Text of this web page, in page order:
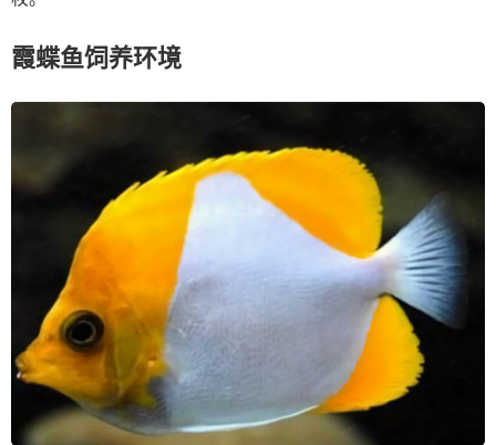
霞蝶鱼饲养环境